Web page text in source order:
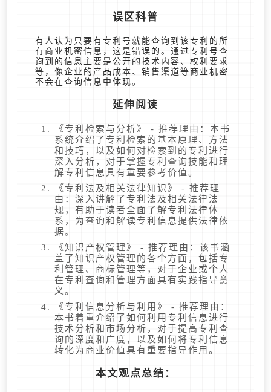
误区科普
有人认为只要有专利号就能查询到该专利的所
有商业机密信息，这是错误的。通过专利号查
询到的信息主要是公开的技术内容、权利要求
等，像企业的产品成本、销售渠道等商业机密
不会在查询信息中体现。
延伸阅读
《专利检索与分析》 - 推荐理由：本书
系统介绍了专利检索的基本原理、方法
和技巧，以及如何对检索到的专利进行
深入分析，对于掌握专利查询技能和理
解专利信息具有重要参考价值。
《专利法及相关法律知识》 - 推荐理
由：深入讲解了专利法及相关法律法
规，有助于读者全面了解专利法律体
系，为查询和解读专利信息提供法律依
据。
《知识产权管理》 - 推荐理由：该书涵
盖了知识产权管理的各个方面，包括专
利管理、商标管理等，对于企业或个人
在专利查询和管理方面具有实践指导意
义。
《专利信息分析与利用》 - 推荐理由：
本书着重介绍了如何利用专利信息进行
技术分析和市场分析，对于提高专利查
询的深度和广度，以及如何将专利信息
转化为商业价值具有重要指导作用。
本文观点总结：